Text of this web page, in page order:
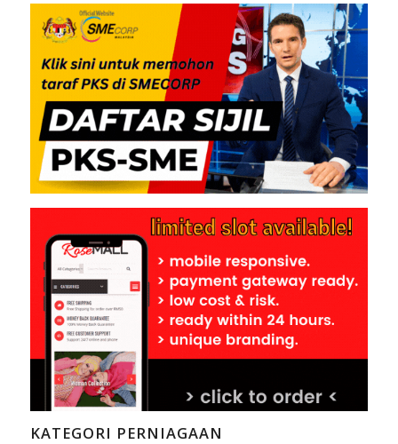
KATEGORI PERNIAGAAN